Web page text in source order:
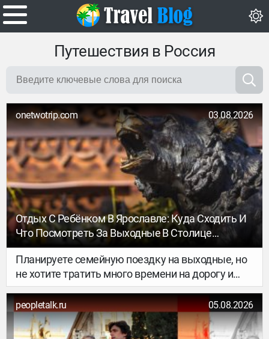
Путешествия в Россия
onetwotrip.com 03.08.2026
Отдых С Ребёнком В Ярославле: Куда Сходить И
Что Посмотреть За Выходные В Столице
Золотого Кольца
Планируете семейную поездку на выходные, но
не хотите тратить много времени на дорогу и
выматывать детей долгими переездами?
Ярославль — идеальный вариант для первого
или очередного совместного путешествия. Это
древняя столица Золотого кольца России с
peopletalk.ru 05.08.2026